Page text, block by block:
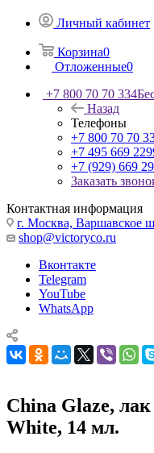
Личный кабинет
Корзина0
Отложенные0
+7 800 70 70 334
Назад
Телефоны
+7 800 70 70
+7 495 669
+7 (929) 669
Заказать
Контактная информация
г. Москва, Варшавское
shop@victoryco.ru
Вконтакте
Telegram
YouTube
WhatsApp
China Glaze,
White, 14 мл.